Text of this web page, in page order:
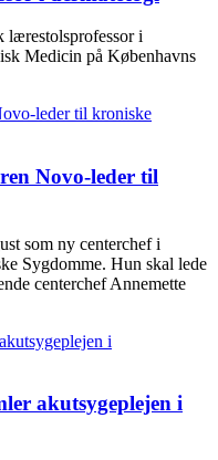
i
Medicin på Københavns
Novo-leder til
som ny centerchef i
Sygdomme. Hun skal lede
centerchef Annemette
akutsygeplejen i